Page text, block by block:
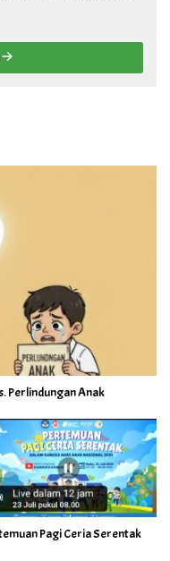
Perlindungan Anak
Pagi Ceria Serentak